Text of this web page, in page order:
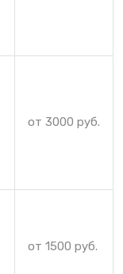
от 3000 руб.
от 1500 руб.